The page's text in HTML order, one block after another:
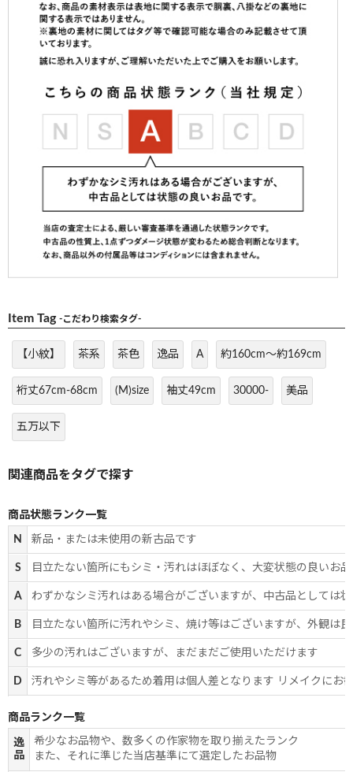
Item Tag -こだわり検索タグ-
【小紋】 茶系 茶色 逸品 A 約160cm～約169cm
裄丈67cm-68cm (M)size 袖丈49cm 30000- 美品
五万以下
商品状態ランク一覧
N 新品・または未使用の新古品です
S 目立たない箇所にもシミ・汚れはほぼなく、大変状態の良いお
A わずかなシミ汚れはある場合がございますが、中古品としては
B 目立たない箇所に汚れやシミ、焼け等はございますが、外観は
C 多少の汚れはございますが、まだまだご使用いただけます
D 汚れやシミ等があるため着用は個人差となります リメイクにお
商品ランク一覧
逸
品
希少なお品物や、数多くの作家物を取り揃えたランク
また、それに準じた当店基準にて選定したお品物